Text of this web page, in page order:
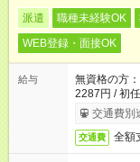
派遣 職種未経験OK
WEB登録・面接OK
給与
無資格の方
2287円 / 初
日収例：1
交通費別
交通費 全額